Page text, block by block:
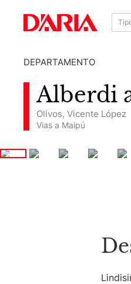
DEPARTAMENTO
Alberdi
Olivos, Vicente López
Vias a Maipú